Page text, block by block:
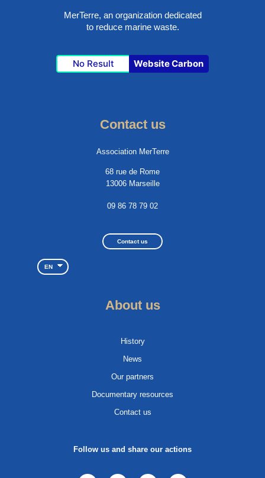
MerTerre, an organization dedicated
to reduce marine waste.
No Result Website Carbon
Contact us
Association MerTerre
68 rue de Rome
13006 Marseille
09 86 78 79 02
Contact us
EN
About us
History
News
Our partners
Documentary resources
Contact us
Follow us and share our actions